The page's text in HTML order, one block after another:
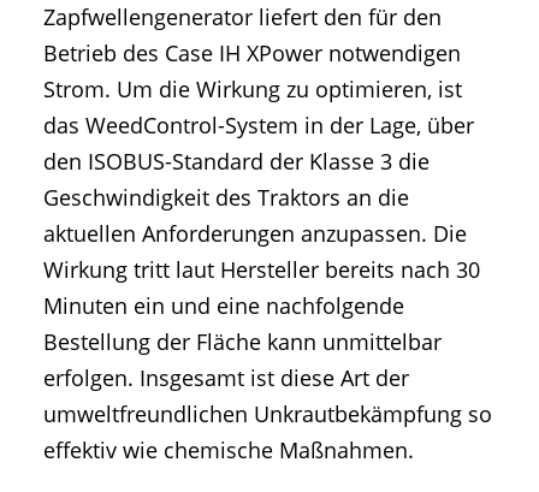
Zapfwellengenerator liefert den für den
Betrieb des Case IH XPower notwendigen
Strom. Um die Wirkung zu optimieren, ist
das WeedControl-System in der Lage, über
den ISOBUS-Standard der Klasse 3 die
Geschwindigkeit des Traktors an die
aktuellen Anforderungen anzupassen. Die
Wirkung tritt laut Hersteller bereits nach 30
Minuten ein und eine nachfolgende
Bestellung der Fläche kann unmittelbar
erfolgen. Insgesamt ist diese Art der
umweltfreundlichen Unkrautbekämpfung so
effektiv wie chemische Maßnahmen.